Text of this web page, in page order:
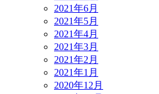
2021年6月
2021年5月
2021年4月
2021年3月
2021年2月
2021年1月
2020年12月